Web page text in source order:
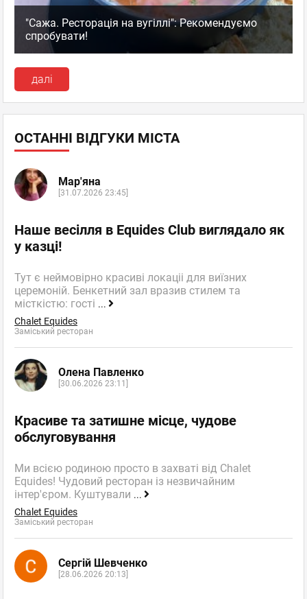
"Сажа. Ресторація на вугіллі": Рекомендуємо
спробувати!
далі
ОСТАННІ ВІДГУКИ МІСТА
Мар'яна
[31.07.2026 23:45]
Наше весілля в Equides Club виглядало як
у казці!
Тут є неймовірно красиві локаціі для виїзних
церемоній. Бенкетний зал вразив стилем та
місткістю: гості ...
Chalet Equides
Заміський ресторан
Олена Павленко
[30.06.2026 23:11]
Красиве та затишне місце, чудове
обслуговування
Ми всією родиною просто в захваті від Chalet
Equides! Чудовий ресторан із незвичайним
інтер'єром. Куштували ...
Chalet Equides
Заміський ресторан
Сергій Шевченко
[28.06.2026 20:13]